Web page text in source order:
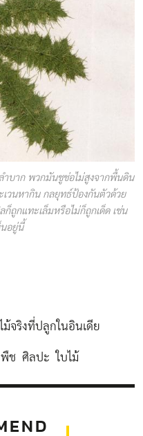
ำบาก พวกมันชูช่อไม่สูงจากพื้นดิน
วนหากิน กลยุทธ์ป้องกันตัวด้วย
ก็ถูกแทะเล็มหรือไม่ก็ถูกเด็ด เช่น
นอยู่นี้
จริงที่ปลูกในอินเดีย
พืช ศิลปะ ใบไม้